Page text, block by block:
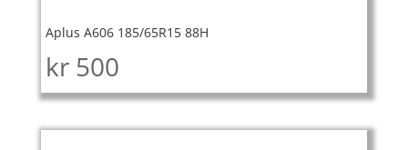
Aplus A606 185/65R15 88H
kr 500